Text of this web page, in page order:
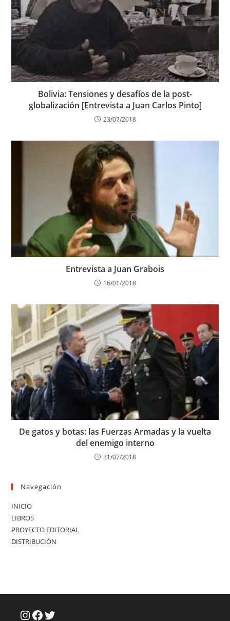
Bolivia: Tensiones y desafíos de la post-
globalización [Entrevista a Juan Carlos Pinto]
23/07/2018
Entrevista a Juan Grabois
16/01/2018
De gatos y botas: las Fuerzas Armadas y la vuelta
del enemigo interno
31/07/2018
Navegación
INICIO
LIBROS
PROYECTO EDITORIAL
DISTRIBUCIÓN
Instagram
Facebook
Twitter